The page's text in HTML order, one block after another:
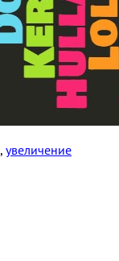
, увеличение